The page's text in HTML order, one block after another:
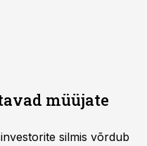
müüjate
silmis võrdub